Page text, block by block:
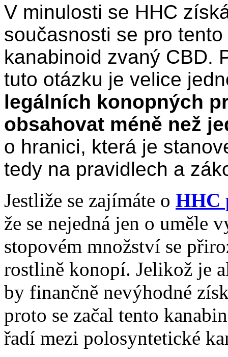
V minulosti se HHC
současnosti se pro
kanabinoid zvaný CBD.
tuto otázku je velice
legálních konopných
obsahovat méně než
o hranici, která je
tedy na pravidlech a
Jestliže se zajímáte o HHC
že se nejedná jen o uměle
stopovém množství se
rostlině konopí. Jelikož je
by finančně nevýhodné
proto se začal tento
řadí mezi polosyntetické